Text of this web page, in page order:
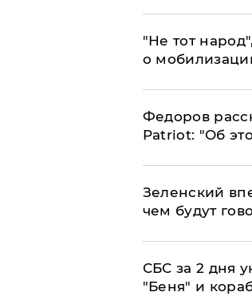
​"Не тот
о
Федоров
Patriot: "Об
Зеленский
чем будут
СБС за 2 дня
"Беня" и